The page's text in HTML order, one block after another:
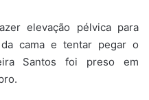
elevação pélvica para
cama e tentar pegar o
Santos foi preso em